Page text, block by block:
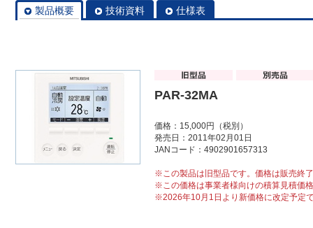
製品概要 技術資料 仕様表
PAR-32MA
価格：15,000円（税別）
発売日：2011年02月01日
JANコード：4902901657313
※この製品は旧型品です。価格は販売終
※この価格は事業者様向けの積算見積価
※2026年10月1日より新価格に改定予定